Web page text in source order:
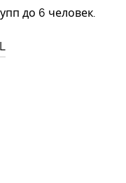
до 6 человек.